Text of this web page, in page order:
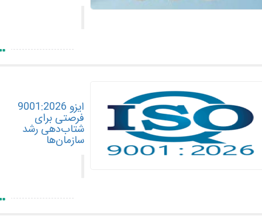
ایزو 9001:2026
فرصتی برای
شتاب‌دهی رشد
سازمان‌ها